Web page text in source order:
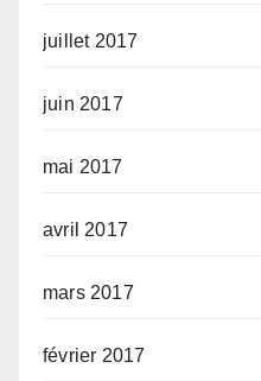
juillet 2017
juin 2017
mai 2017
avril 2017
mars 2017
février 2017